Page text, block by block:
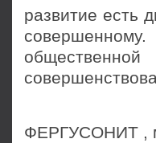
развитие есть
ФЕРГУСОНИТ ,